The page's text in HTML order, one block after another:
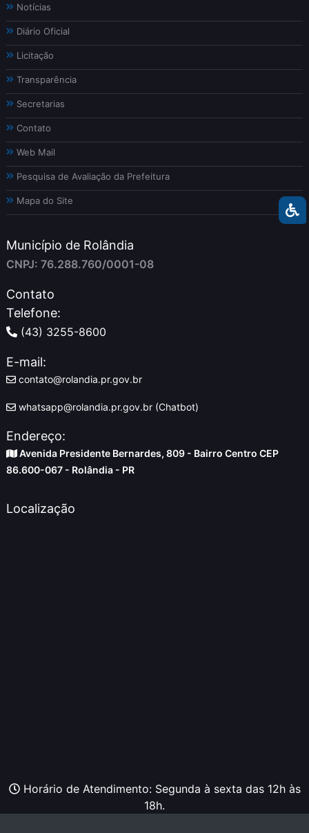
Notícias
Diário Oficial
Licitação
Transparência
Secretarias
Contato
Web Mail
Pesquisa de Avaliação da Prefeitura
Mapa do Site
Município de Rolândia
CNPJ: 76.288.760/0001-08
Contato
Telefone:
(43) 3255-8600
E-mail:
contato@rolandia.pr.gov.br
whatsapp@rolandia.pr.gov.br (Chatbot)
Endereço:
Avenida Presidente Bernardes, 809 - Bairro Centro CEP
86.600-067 - Rolândia - PR
Localização
Horário de Atendimento: Segunda à sexta das 12h às
18h.